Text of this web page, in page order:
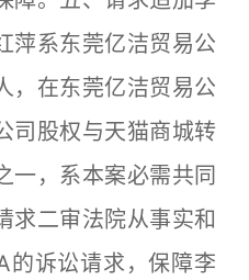
萍系东莞亿洁贸易公
，在东莞亿洁贸易公
司股权与天猫商城转
一，系本案必需共同
求二审法院从事实和
的诉讼请求，保障李